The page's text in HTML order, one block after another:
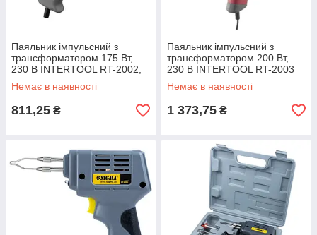
Паяльник імпульсний з
трансформатором 175 Вт,
230 В INTERTOOL RT-2002,
Контактний паяльник riven
Немає в наявності
811,25 ₴
Паяльник імпульсний з
трансформатором 200 Вт,
230 В INTERTOOL RT-2003
Імпульсний паяльник
інтертул riven
Немає в наявності
1 373,75 ₴